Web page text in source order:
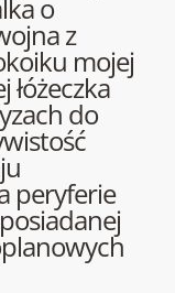
o
z
mojej
do
peryferie